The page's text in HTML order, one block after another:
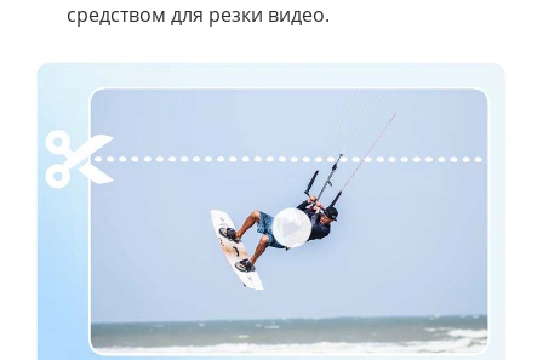
средством для резки видео.